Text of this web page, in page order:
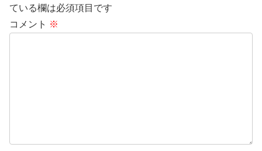
ている欄は必須項目です
コメント ※